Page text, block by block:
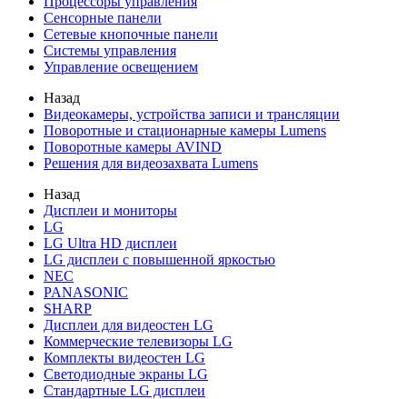
Сенсорные панели
Сетевые кнопочные панели
Системы управления
Управление освещением
Назад
Видеокамеры, устройства записи и трансляции
Поворотные и стационарные камеры Lumens
Поворотные камеры AVIND
Решения для видеозахвата Lumens
Назад
Дисплеи и мониторы
LG
LG Ultra HD дисплеи
LG дисплеи с повышенной яркостью
NEC
PANASONIC
SHARP
Дисплеи для видеостен LG
Коммерческие телевизоры LG
Комплекты видеостен LG
Светодиодные экраны LG
Стандартные LG дисплеи